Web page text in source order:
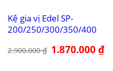
Kệ gia vị Edel SP-
200/250/300/350/400
2.900.000₫ Giá
gốc
1.870.000₫Giá